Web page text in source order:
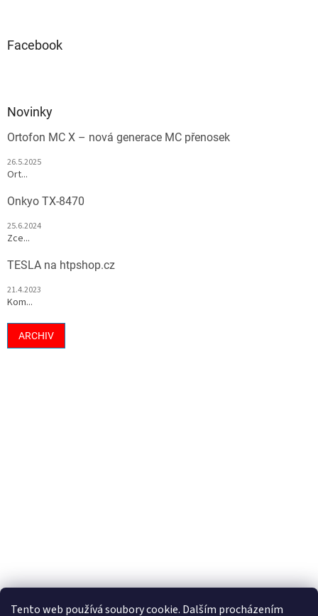
Tento web používá soubory cookie. Dalším procházením
Facebook
Novinky
Ortofon MC X – nová generace MC přenosek
26.5.2025
Ort...
Onkyo TX-8470
25.6.2024
Zce...
TESLA na htpshop.cz
21.4.2023
Kom...
ARCHIV